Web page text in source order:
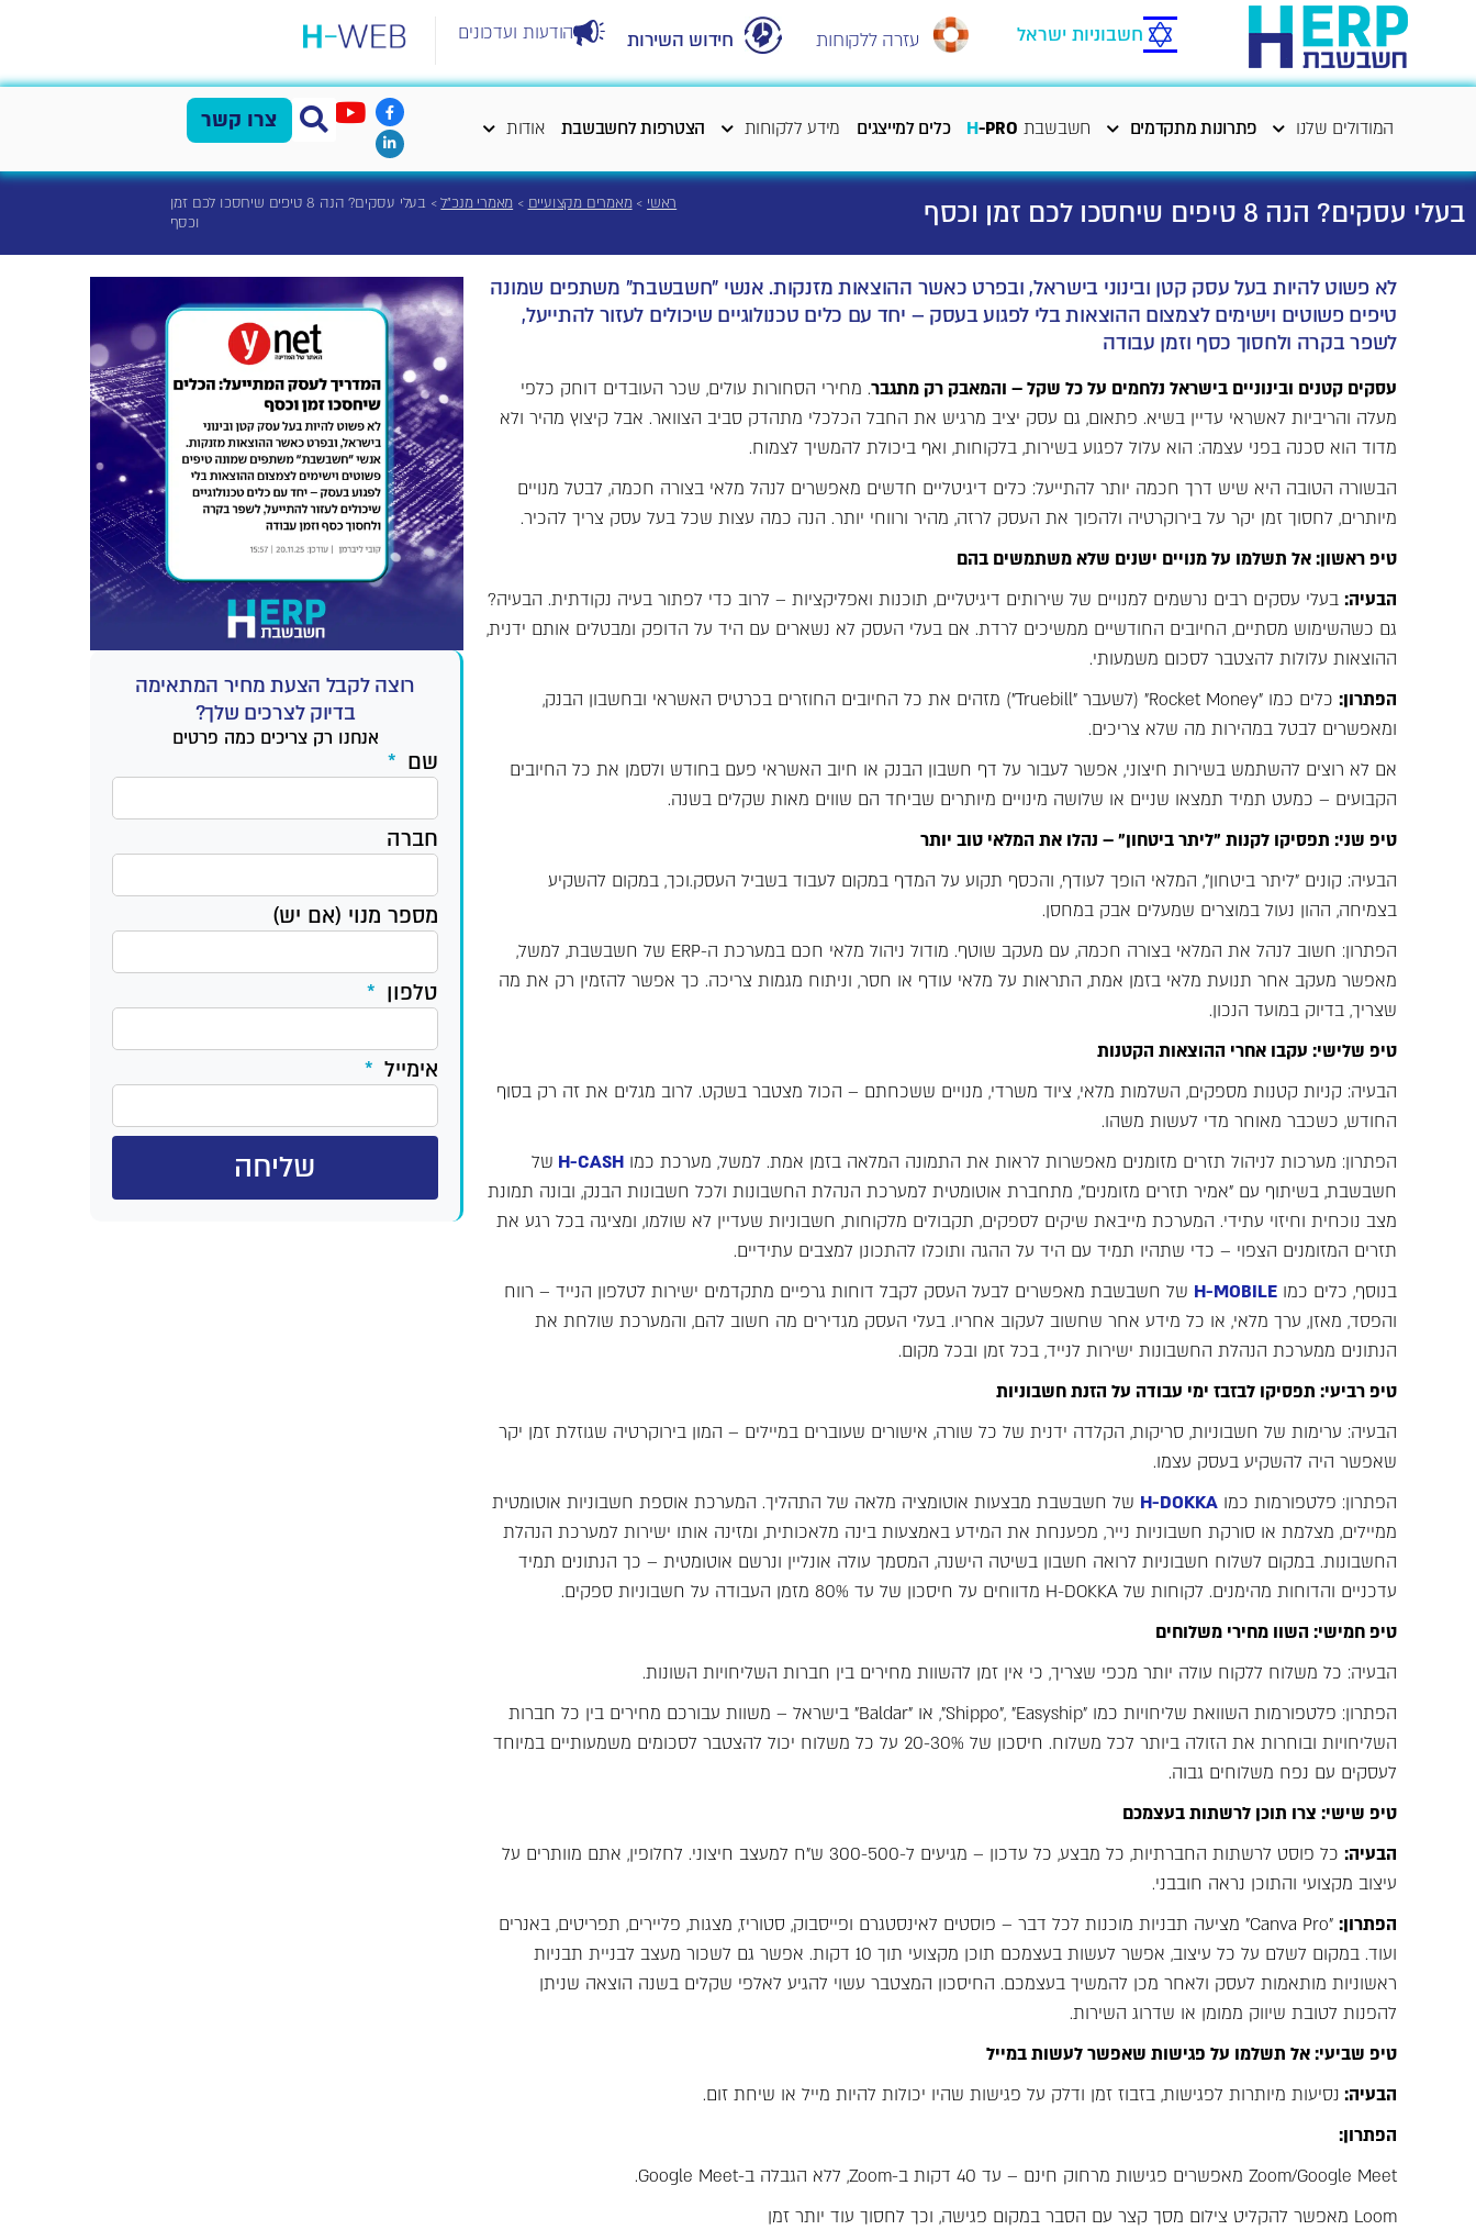
חשבוניות ישראל עזרה ללקוחות חידוש השירות הודעות ועדכונים
המודולים שלנו פתרונות מתקדמים חשבשבת H-PRO כלים למייצגים מידע ללקוחות הצטרפות לחשבשבת אודות צרו קשר
בעלי עסקים? הנה 8 טיפים שיחסכו לכם זמן וכסף ראשי >מאמרים מקצועיים > מאמרי מנכ"ל>
בעלי עסקים? הנה 8 טיפים שיחסכו לכם זמן
וכסף
לא פשוט להיות בעל עסק קטן ובינוני בישראל, ובפרט כאשר ההוצאות מזנקות. אנשי "חשבשבת" משתפים שמונה
טיפים פשוטים וישימים לצמצום ההוצאות בלי לפגוע בעסק – יחד עם כלים טכנולוגיים שיכולים לעזור להתייעל,
לשפר בקרה ולחסוך כסף וזמן עבודה
עסקים קטנים ובינוניים בישראל נלחמים על כל שקל – והמאבק רק מתגבר. מחירי הסחורות עולים, שכר העובדים דוחק כלפי
מעלה והריביות לאשראי עדיין בשיא. פתאום, גם עסק יציב מרגיש את החבל הכלכלי מתהדק סביב הצוואר. אבל קיצוץ מהיר ולא
מדוד הוא סכנה בפני עצמה: הוא עלול לפגוע בשירות, בלקוחות, ואף ביכולת להמשיך לצמוח.
הבשורה הטובה היא שיש דרך חכמה יותר להתייעל: כלים דיגיטליים חדשים מאפשרים לנהל מלאי בצורה חכמה, לבטל מנויים
מיותרים, לחסוך זמן יקר על בירוקרטיה ולהפוך את העסק לרזה, מהיר ורווחי יותר. הנה כמה עצות שכל בעל עסק צריך להכיר.
טיפ ראשון: אל תשלמו על מנויים ישנים שלא משתמשים בהם
הבעיה: בעלי עסקים רבים נרשמים למנויים של שירותים דיגיטליים, תוכנות ואפליקציות – לרוב כדי לפתור בעיה נקודתית. הבעיה?
גם כשהשימוש מסתיים, החיובים החודשיים ממשיכים לרדת. אם בעלי העסק לא נשארים עם היד על הדופק ומבטלים אותם ידנית,
ההוצאות עלולות להצטבר לסכום משמעותי.
הפתרון:
כלים כמו "Rocket Money" (לשעבר "Truebill"ׂׂ) מזהים את כל החיובים החוזרים בכרטיס האשראי ובחשבון הבנק,
ומאפשרים לבטל במהירות מה שלא צריכים.
אם לא רוצים להשתמש בשירות חיצוני, אפשר לעבור על דף חשבון הבנק או חיוב האשראי פעם בחודש ולסמן את כל החיובים
הקבועים – כמעט תמיד תמצאו שניים או שלושה מינויים מיותרים שביחד הם שווים מאות שקלים בשנה.
טיפ שני: תפסיקו לקנות "ליתר ביטחון" – נהלו את המלאי טוב יותר
הבעיה: קונים "ליתר ביטחון", המלאי הופך לעודף, והכסף תקוע על המדף במקום לעבוד בשביל העסק.וכך, במקום להשקיע
בצמיחה, ההון נעול במוצרים שמעלים אבק במחסן.
הפתרון: חשוב לנהל את המלאי בצורה חכמה, עם מעקב שוטף. מודול ניהול מלאי חכם במערכת ה-ERP של חשבשבת, למשל,
מאפשר מעקב אחר תנועת מלאי בזמן אמת, התראות על מלאי עודף או חסר, וניתוח מגמות צריכה. כך אפשר להזמין רק את מה
שצריך, בדיוק במועד הנכון.
טיפ שלישי: עקבו אחרי ההוצאות הקטנות
הבעיה: קניות קטנות מספקים, השלמות מלאי, ציוד משרדי, מנויים ששכחתם – הכול מצטבר בשקט. לרוב מגלים את זה רק בסוף
החודש, כשכבר מאוחר מדי לעשות משהו.
הפתרון: מערכות לניהול תזרים מזומנים מאפשרות לראות את התמונה המלאה בזמן אמת. למשל, מערכת כמו H-CASH של
חשבשבת, בשיתוף עם "אמיר תזרים מזומנים", מתחברת אוטומטית למערכת הנהלת החשבונות ולכל חשבונות הבנק, ובונה תמונת
מצב נוכחית וחיזוי עתידי. המערכת מייבאת שיקים לספקים, תקבולים מלקוחות, חשבוניות שעדיין לא שולמו, ומציגה בכל רגע את
תזרים המזומנים הצפוי – כדי שתהיו תמיד עם היד על ההגה ותוכלו להתכונן למצבים עתידיים.
בנוסף, כלים כמו H-MOBILE של חשבשבת מאפשרים לבעל העסק לקבל דוחות גרפיים מתקדמים ישירות לטלפון הנייד – רווח
והפסד, מאזן, ערך מלאי, או כל מידע אחר שחשוב לעקוב אחריו. בעלי העסק מגדירים מה חשוב להם, והמערכת שולחת את
הנתונים ממערכת הנהלת החשבונות ישירות לנייד, בכל זמן ובכל מקום.
טיפ רביעי: תפסיקו לבזבז ימי עבודה על הזנת חשבוניות
הבעיה: ערימות של חשבוניות, סריקות, הקלדה ידנית של כל שורה, אישורים שעוברים במיילים – המון בירוקרטיה שגוזלת זמן יקר
שאפשר היה להשקיע בעסק עצמו.
הפתרון: פלטפורמות כמו H-DOKKA של חשבשבת מבצעות אוטומציה מלאה של התהליך. המערכת אוספת חשבוניות אוטומטית
ממיילים, מצלמת או סורקת חשבוניות נייר, מפענחת את המידע באמצעות בינה מלאכותית, ומזינה אותו ישירות למערכת הנהלת
החשבונות. במקום לשלוח חשבוניות לרואה חשבון בשיטה הישנה, המסמך עולה אונליין ונרשם אוטומטית – כך הנתונים תמיד
עדכניים והדוחות מהימנים. לקוחות של H-DOKKA מדווחים על חיסכון של עד 80% מזמן העבודה על חשבוניות ספקים.
טיפ חמישי: השוו מחירי משלוחים
הבעיה: כל משלוח ללקוח עולה יותר מכפי שצריך, כי אין זמן להשוות מחירים בין חברות השליחויות השונות.
הפתרון: פלטפורמות השוואת שליחויות כמו "Shippo", "Easyship", או "Baldar" בישראל – משוות עבורכם מחירים בין כל חברות
השליחויות ובוחרות את הזולה ביותר לכל משלוח. חיסכון של 20-30% על כל משלוח יכול להצטבר לסכומים משמעותיים במיוחד
לעסקים עם נפח משלוחים גבוה.
טיפ שישי: צרו תוכן לרשתות בעצמכם
הבעיה:
כל פוסט לרשתות החברתיות, כל מבצע, כל עדכון – מגיעים ל-300-500 ש"ח למעצב חיצוני. לחלופין, אתם מוותרים על
עיצוב מקצועי והתוכן נראה חובבני.
הפתרון:
"Canva Pro" מציעה תבניות מוכנות לכל דבר – פוסטים לאינסטגרם ופייסבוק, סטוריז, מצגות, פליירים, תפריטים, באנרים
ועוד. במקום לשלם על כל עיצוב, אפשר לעשות בעצמכם תוכן מקצועי תוך 10 דקות. אפשר גם לשכור מעצב לבניית תבניות
ראשוניות מותאמות לעסק ולאחר מכן להמשיך בעצמכם. החיסכון המצטבר עשוי להגיע לאלפי שקלים בשנה הוצאה שניתן
להפנות לטובת שיווק ממומן או שדרוג השירות.
טיפ שביעי: אל תשלמו על פגישות שאפשר לעשות במייל
הבעיה: נסיעות מיותרות לפגישות, בזבוז זמן ודלק על פגישות שהיו יכולות להיות מייל או שיחת זום.
הפתרון:
Zoom/Google Meet מאפשרים פגישות מרחוק חינם – עד 40 דקות ב-Zoom, ללא הגבלה ב-Google Meet.
Loom מאפשר להקליט צילום מסך קצר עם הסבר במקום פגישה, וכך לחסוך עוד יותר זמן
רוצה לקבל הצעת מחיר המתאימה
בדיוק לצרכים שלך?
אנחנו רק צריכים כמה פרטים
שם
חברה
מספר מנוי (אם יש)
טלפון
אימייל
שליחה